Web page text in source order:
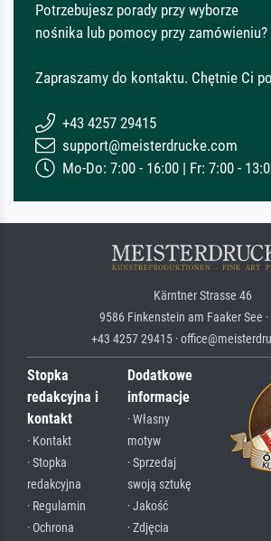
Potrzebujesz porady przy wyborze
nośnika lub pomocy przy zamówieniu?
Zapraszamy do kontaktu. Chętnie Ci
+43 4257 29415
support@meisterdrucke.com
Mo-Do: 7:00 - 16:00 | Fr: 7:00 -
Kärntner Strasse 46
9586 Finkenstein am Faaker See
+43 4257 29415 ·
Stopka
redakcyjna i
kontakt
· Kontakt
· Stopka
redakcyjna
· Regulamin
· Ochrona
Dodatkowe
informacje
· Własny
motyw
· Sprzedaj
swoją sztukę
· Jakość
· Zdjęcia